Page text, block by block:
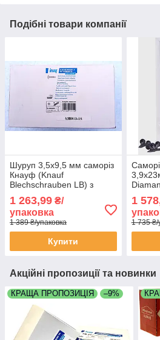
Подібні товари компанії
Шуруп 3,5х9,5 мм саморіз
Кнауф (Knauf
Blechschrauben LB) з
для гіпсокартону упаковка
1000 штук
1 263,99 ₴/
упаковка
1 389 ₴/упаковка
Купити
1
1 735 ₴/
Акційні пропозиції та новинки
КРАЩА ПРОПОЗИЦІЯ –9%